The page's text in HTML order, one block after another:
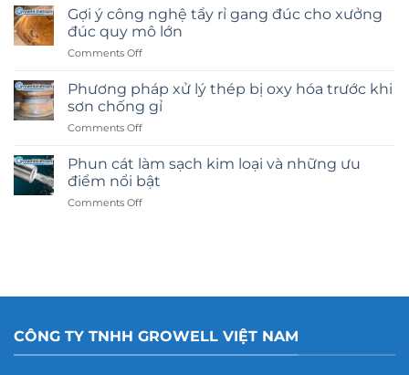
cát
kính
hay
dán
Lựa
chọn
nào
Gợi ý công nghệ tẩy rỉ gang đúc cho xưởng
đúc quy mô lớn
Comments Offon
ý
công
nghệ
tẩy
gang
đúc
cho
Phương pháp xử lý thép bị oxy hóa trước khi
sơn chống gỉ
Comments Offon
pháp
xử
lý
thép
sơn
gỉ
Phun cát làm sạch kim loại và những ưu
điểm nổi bật
Comments Offon
loại
ưu
điểm
CÔNG TY TNHH GROWELL VIỆT NAM